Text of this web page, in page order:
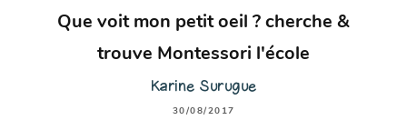
Que voit mon petit oeil ? cherche &
trouve Montessori l'école
Karine Surugue
30/08/2017